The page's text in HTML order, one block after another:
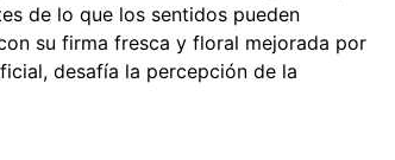
de lo que los sentidos pueden
su firma fresca y floral mejorada por
desafía la percepción de la